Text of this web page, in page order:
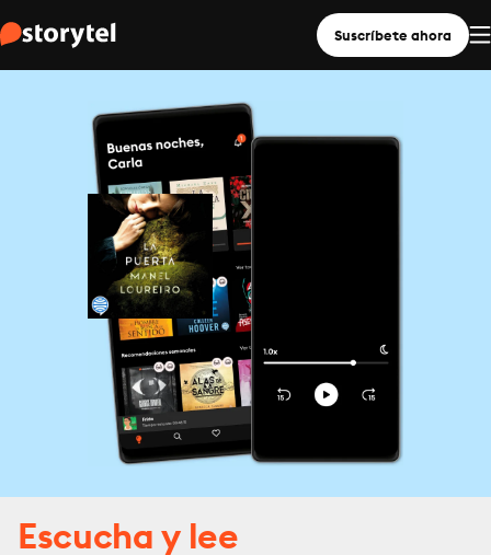
Suscríbete ahora
Escucha y lee